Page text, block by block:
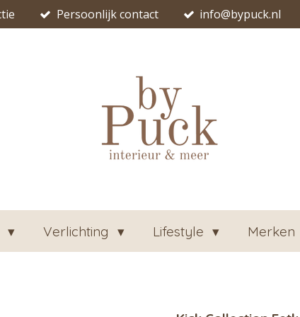
Persoonlijk contact info@bypuck.nl
Verlichting Lifestyle Merken